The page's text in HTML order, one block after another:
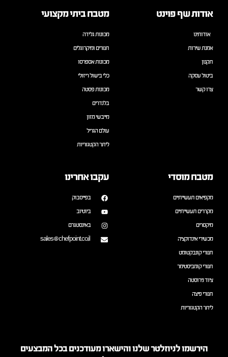
אודות שף פוינט
אודותינו
אמנת שירות
תקנון
ביטול עסקה
צרו קשר
מטבח ביתי מקצועי
מכונות גלידה
תנורים ומיקרוגלים
מכונות אספרסו
כלי בישול ריזולי
מכונות פסטה
בלנדרים
מייבשי מזון
עולם הגריל
ליתר הקטגוריות
מטבח מוסדי
מקפיאים תעשייתיים
מקררים תעשייתיים
מיקסרים
מכשירי אינדוקציה
תנורי קונבקטומט
תנורי קומביסטימר
ציוד נירוסטה
תנורי פיצה
ליתר הקטגוריות
עקבו אחרינו
בפייסבוק
ביוטיוב
באינסטגרם
sales@chefpoint.co.il
הירשמו לניוזלטר שלנו והישארו מעודכנים בכל המבצעים